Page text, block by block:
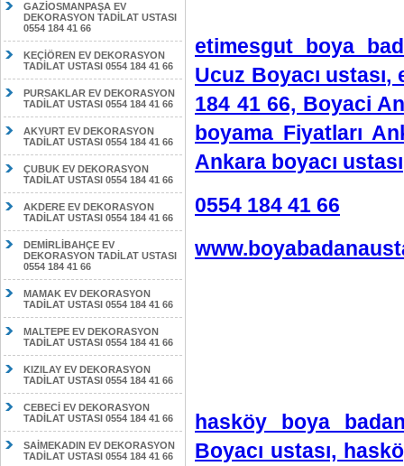
GAZİOSMANPAŞA EV
DEKORASYON TADİLAT USTASI
0554 184 41 66
KEÇİÖREN EV DEKORASYON
TADİLAT USTASI 0554 184 41 66
PURSAKLAR EV DEKORASYON
TADİLAT USTASI 0554 184 41 66
AKYURT EV DEKORASYON
TADİLAT USTASI 0554 184 41 66
ÇUBUK EV DEKORASYON
TADİLAT USTASI 0554 184 41 66
AKDERE EV DEKORASYON
TADİLAT USTASI 0554 184 41 66
DEMİRLİBAHÇE EV
DEKORASYON TADİLAT USTASI
0554 184 41 66
MAMAK EV DEKORASYON
TADİLAT USTASI 0554 184 41 66
MALTEPE EV DEKORASYON
TADİLAT USTASI 0554 184 41 66
KIZILAY EV DEKORASYON
TADİLAT USTASI 0554 184 41 66
CEBECİ EV DEKORASYON
TADİLAT USTASI 0554 184 41 66
SAİMEKADIN EV DEKORASYON
TADİLAT USTASI 0554 184 41 66
etimesgut boya
Ucuz Boyacı ustası,
184 41 66, Boyaci
boyama Fiyatları
Ankara boyacı ustası
0554 184 41 66
hasköy boya
Boyacı ustası,